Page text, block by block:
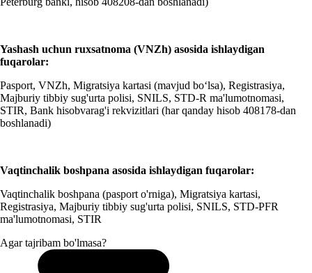
Yashash uchun ruxsatnoma (VNZh) asosida ishlaydigan
fuqarolar:
Pasport, VNZh, Migratsiya kartasi (mavjud bo‘lsa), Registrasiya,
Majburiy tibbiy sug'urta polisi, SNILS, STD-R ma'lumotnomasi,
STIR, Bank hisobvarag'i rekvizitlari (har qanday hisob 408178-dan
boshlanadi)
Vaqtinchalik boshpana asosida ishlaydigan fuqarolar:
Vaqtinchalik boshpana (pasport o'rniga), Migratsiya kartasi,
Registrasiya, Majburiy tibbiy sug'urta polisi, SNILS, STD-PFR
ma'lumotnomasi, STIR
Agar tajribam bo'lmasa?